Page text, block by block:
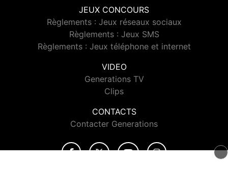
JEUX CONCOURS
Règlements : Jeux réseaux sociaux
Règlements : Jeux SMS
Règlements : Jeux téléphone et internet
VIDEO
Generations TV
Clips
CONTACTS
Contacter Generations